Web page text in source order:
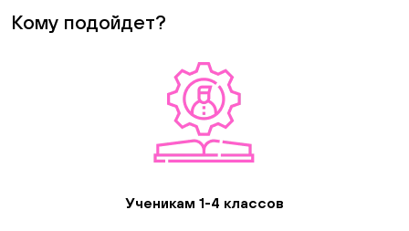
Кому подойдет?
Ученикам 1-4 классов